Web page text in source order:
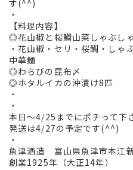
す(^^)
・
【料理内容】
◎花山椒と桜鯛山菜しゃぶし
・花山椒・セリ・桜鯛・しゃ
中華麺
◎わらびの昆布〆
◎ホタルイカの沖漬け8匹
・
・
本日〜4/25までにポチって下
発送は4/27の予定です(^^)
・
魚津酒造 富山県魚津市本江
創業1925年（大正14年）